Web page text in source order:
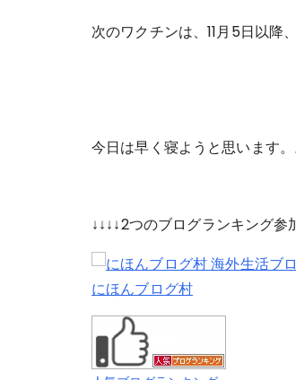
次のワクチンは、11月5日以降
今日は早く寝ようと思います。
↓↓↓↓2つのブログランキング
にほんブログ村